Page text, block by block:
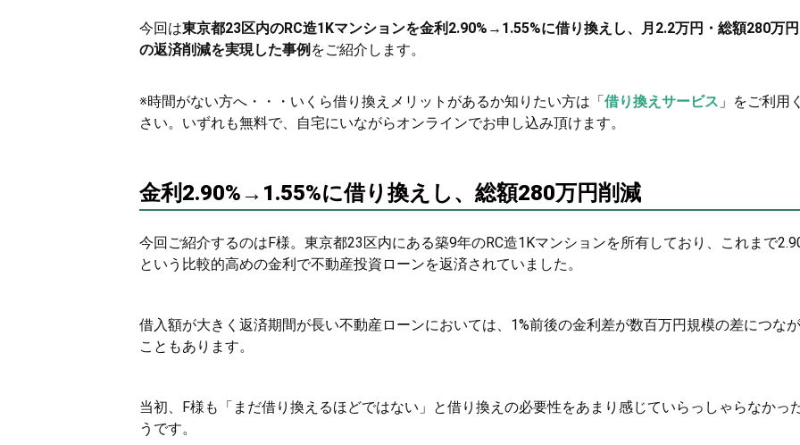
今回は東京都23区内のRC造1Kマンションを金利2.90%→1.55%に借り換えし、月2.2万円・総額280万
の返済削減を実現した事例 をご紹介します。
※時間がない方へ・・・いくら借り換えメリットがあるか知りたい方は「借り換えサービス 」をご利用
さい。いずれも無料で、自宅にいながらオンラインでお申し込み頂けます。
金利2.90%→1.55%に借り換えし、総額280万円削減
今回ご紹介するのはF様。東京都23区内にある築9年のRC造1Kマンションを所有しており、これまで
という比較的高めの金利で不動産投資ローンを返済されていました。
借入額が大きく返済期間が長い不動産ローンにおいては、1%前後の金利差が数百万円規模の差につな
こともあります。
当初、F様も「まだ借り換えるほどではない」と借り換えの必要性をあまり感じていらっしゃらなかっ
うです。